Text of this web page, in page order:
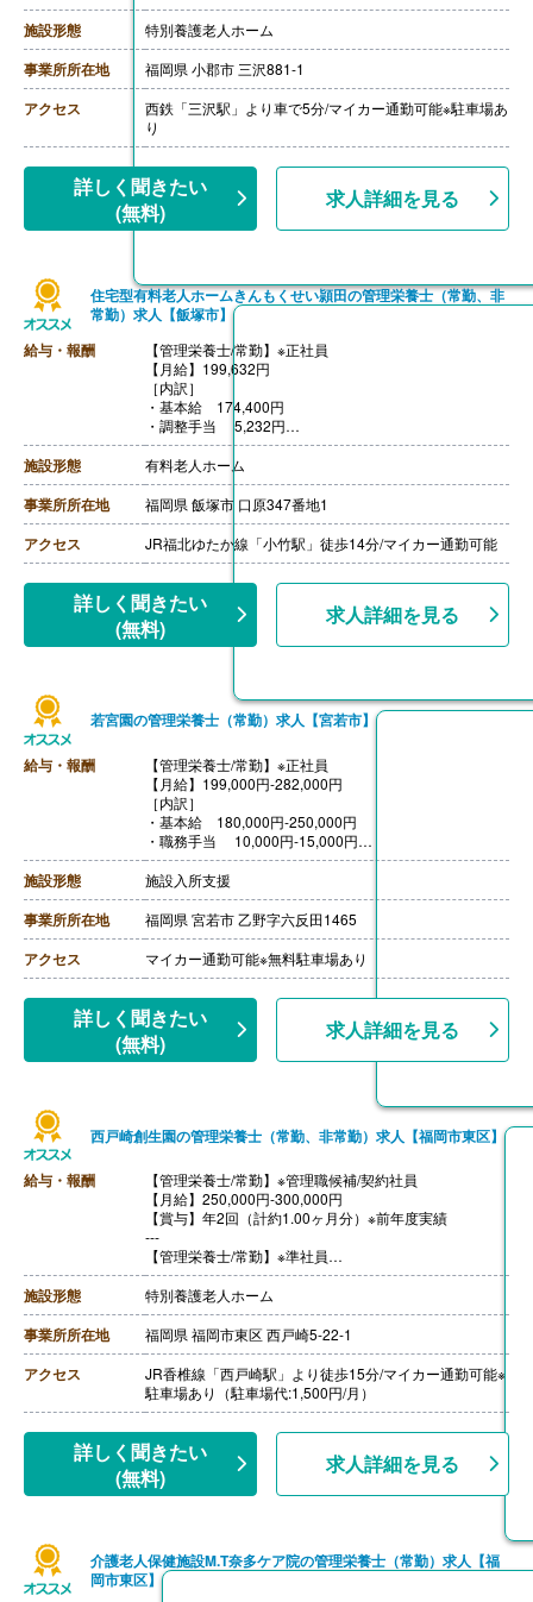
・処遇改善手当 12,400円
・資格手当（調理師のみ） 3,000円
【賞与】あり（3.00ヶ月）※前年度実績
【通勤手当】あり（上限25,000円/月）
【昇給】あり※実績による
【退職金】あり※共済(WAM)加入
‐‐‐
【調理員/非常勤】
［内訳］
・基本給 1,016円-1,031円
・処遇改善手当 41円
【賞与】なし
【退職金】なし
施設形態 特別養護老人ホーム
事業所所在地 福岡県 小郡市 三沢881-1
アクセス
西鉄「三沢駅」より車で5分/マイカー通勤可能※駐車場あ
り
詳しく聞きたい
(無料)
求人詳細を見る
住宅型有料老人ホームきんもくせい頴田の管理栄養士（常勤、非
常勤）求人【飯塚市】
給与・報酬
【管理栄養士/常勤】※正社員
【月給】199,632円
［内訳］
・基本給 174,400円
・調整手当 5,232円
・職能手当 20,000円
［その他手当］
・皆勤手当 5,000円
・住宅手当 12,000円（世帯主のみ）
・家族手当 9,000円（配偶者）5,500円（父母）2,700
円（第一子第二子）1,200円（第三子）
【賞与】年2回（計 3.40ヶ月分）※前年度実績
【昇給】あり
【退職金】あり※勤続3年以上
施設形態 有料老人ホーム
事業所所在地 福岡県 飯塚市 口原347番地1
アクセス JR福北ゆたか線「小竹駅」徒歩14分/マイカー通勤可能
詳しく聞きたい
(無料)
求人詳細を見る
若宮園の管理栄養士（常勤）求人【宮若市】
給与・報酬
【管理栄養士/常勤】※正社員
【月給】199,000円-282,000円
［内訳］
・基本給 180,000円-250,000円
・職務手当 10,000円-15,000円
・特例手当 9,000円-17,000円
［その他手当］
・住居手当 18,000円（上限）
・扶養手当 13,500円（配偶者）5,000円（子）
・処遇改善等
【賞与】年2回（計3.8ヶ月分）※前年度実績
【通勤手当】あり（上限11,300円/月）
【退職金】あり※勤続3年以上
施設形態 施設入所支援
事業所所在地 福岡県 宮若市 乙野字六反田1465
アクセス マイカー通勤可能※無料駐車場あり
詳しく聞きたい
(無料)
求人詳細を見る
西戸崎創生園の管理栄養士（常勤、非常勤）求人【福岡市東区】
給与・報酬
【管理栄養士/常勤】※管理職候補/契約社員
【月給】250,000円-300,000円
【賞与】年2回（計約1.00ヶ月分）※前年度実績
‐‐‐
【管理栄養士/常勤】※準社員
【月給】215,000円-300,000円
［内訳］
・基本給 144,500円-153,500円
・資格手当 15,000円
・調整手当 55,500円‐131,500円※月額と基本給の差額
【賞与】年2回（計約1.00ヶ月分）※前年度実績
【通勤手当】あり（上限50,000円/月）
【昇給】あり（1月あたり1,000円-3,250円）※前年度実
【退職金】あり※勤続2年以上、共済加入
++++++++++++++++++++
【管理栄養士/非常勤】
【時給】1,300円
【昇給】あり（1時間あたり5円-20円）※前年度実績
【退職金】なし
施設形態 特別養護老人ホーム
事業所所在地 福岡県 福岡市東区 西戸崎5-22-1
アクセス
JR香椎線「西戸崎駅」より徒歩15分/マイカー通勤可能※
駐車場あり（駐車場代:1,500円/月）
詳しく聞きたい
(無料)
求人詳細を見る
介護老人保健施設M.T奈多ケア院の管理栄養士（常勤）求人【福
岡市東区】